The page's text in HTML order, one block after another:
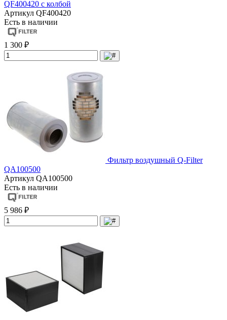
QF400420 с колбой
Артикул QF400420
Есть в наличии
1 300 ₽
Фильтр воздушный Q-Filter
QA100500
Артикул QA100500
Есть в наличии
5 986 ₽